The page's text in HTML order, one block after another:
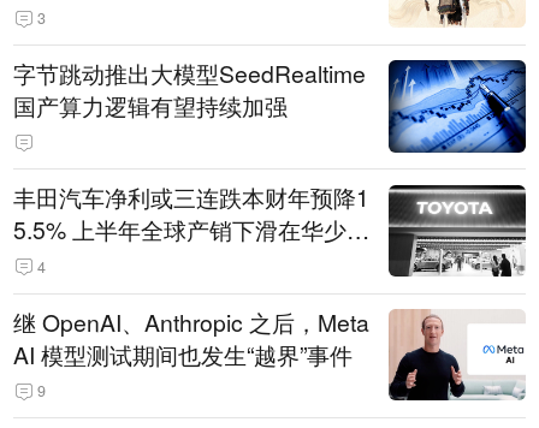
3
字节跳动推出大模型SeedRealtime
国产算力逻辑有望持续加强
丰田汽车净利或三连跌本财年预降1
5.5% 上半年全球产销下滑在华少卖
14.3万辆
4
继 OpenAI、Anthropic 之后，Meta
AI 模型测试期间也发生“越界”事件
9